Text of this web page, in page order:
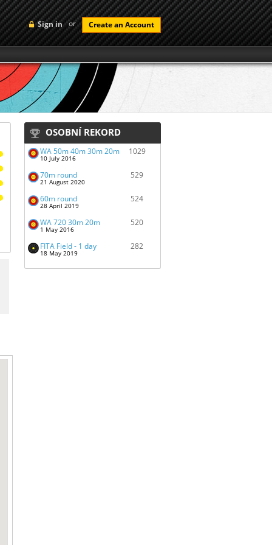
Sign in or Create an Account
OSOBNÍ REKORD
WA 50m 40m 30m 20m
10 July 2016
1029
70m round
21 August 2020
529
60m round
28 April 2019
524
WA 720 30m 20m
1 May 2016
520
FITA Field - 1 day
18 May 2019
282